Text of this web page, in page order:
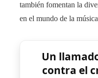
también fomentan la
en el mundo de la
Un
contra el